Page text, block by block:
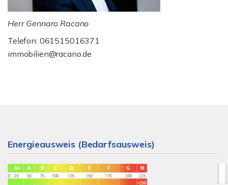
Herr Gennaro Racano
Telefon: 061515016371
immobilien@racano.de
Energieausweis (Bedarfsausweis)